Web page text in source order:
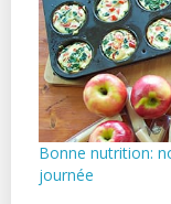
Bonne nutrition:
journée